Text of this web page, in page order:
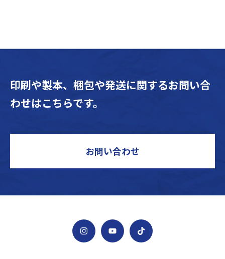
印刷や製本、梱包や発送に関するお問い合
わせはこちらです。
お問い合わせ